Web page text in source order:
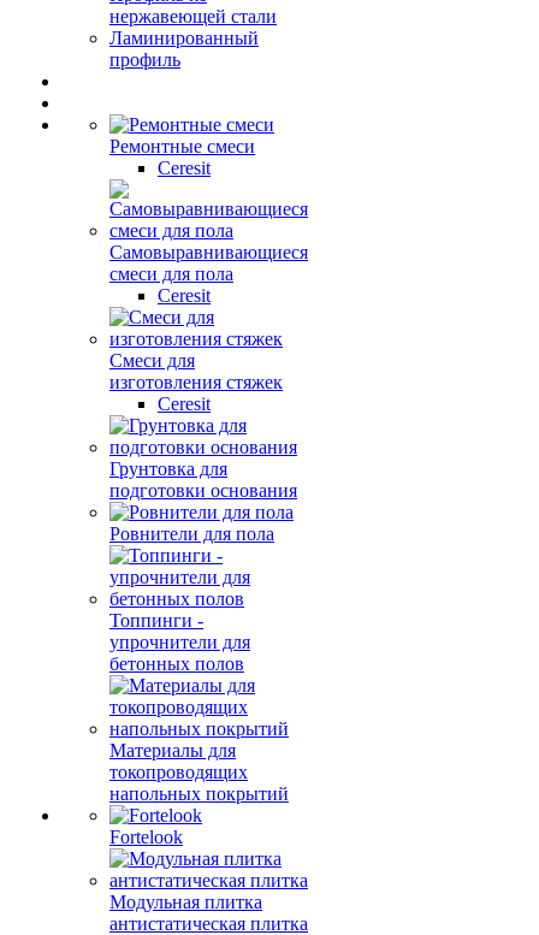
нержавеющей стали
Ламинированный
профиль
Ремонтные смеси
Ceresit
Самовыравнивающиеся
смеси для пола
Ceresit
Смеси для
изготовления стяжек
Ceresit
Грунтовка для
подготовки основания
Ровнители для пола
Топпинги -
упрочнители для
бетонных полов
Материалы для
токопроводящих
напольных покрытий
Fortelook
Модульная плитка
антистатическая плитка